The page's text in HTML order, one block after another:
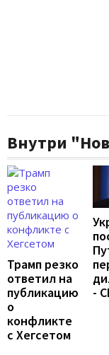
Внутри
Трамп резко
ответил на
публикацию
о
конфликте
с Хегсетом
-